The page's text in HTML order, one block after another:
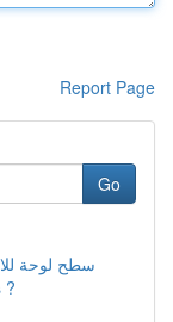
Report Page
Go
سطح لوحة
?